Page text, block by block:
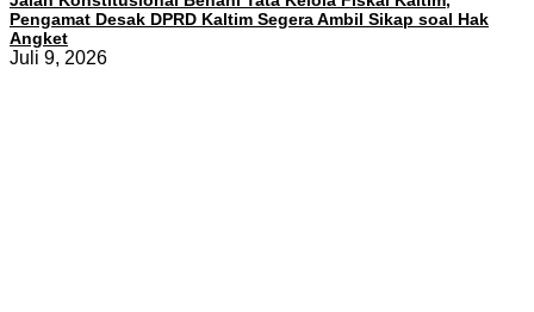
Pengamat Desak DPRD Kaltim Segera Ambil Sikap soal Hak
Angket
Juli 9, 2026